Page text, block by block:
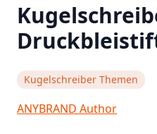
Kugelschreiber Themen
ANYBRAND Author